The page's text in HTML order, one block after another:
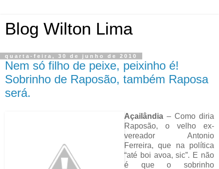
Blog Wilton Lima
quarta-feira, 30 de junho de 2010
Nem só filho de peixe, peixinho é!
Sobrinho de Raposão, também Raposa
será.
Açailândia – Como diria
Raposão, o velho ex-
vereador Antonio
Ferreira, que na política
“até boi avoa, sic”. E não
é que o sobrinho